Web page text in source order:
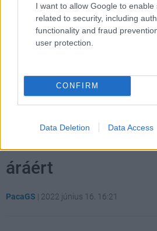
I want to allow Google to enable
related to security, including
functionality and fraud
user protection.
CONFIRM
Data Deletion Data Access
Kilenc, egészen
áráért
PacaGS | 2022 június 16. 16:21